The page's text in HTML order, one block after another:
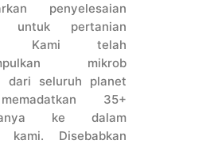
penyelesaian
untuk pertanian
Kami telah
mikrob
dari seluruh planet
35+
ke dalam
kami. Disebabkan